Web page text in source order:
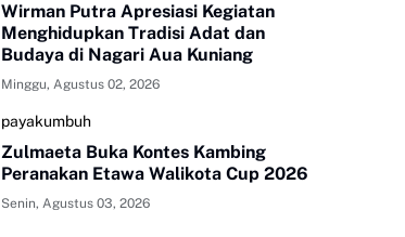
Wirman Putra Apresiasi Kegiatan
Menghidupkan Tradisi Adat dan
Budaya di Nagari Aua Kuniang
Minggu, Agustus 02, 2026
payakumbuh
Zulmaeta Buka Kontes Kambing
Peranakan Etawa Walikota Cup 2026
Senin, Agustus 03, 2026